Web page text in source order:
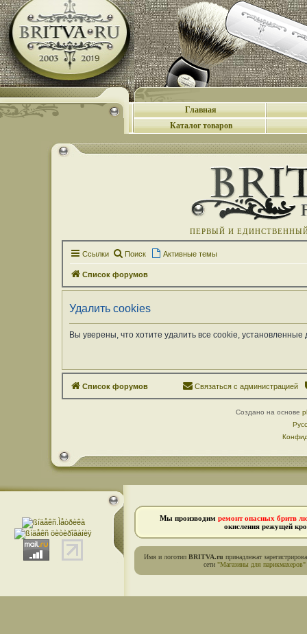
Главная
Каталог товаров
ПЕРВЫЙ И
Ссылки Поиск Активные темы
Список форумов
Удалить cookies
Вы уверены, что хотите удалить все cookie,
Список форумов Связаться с администрацией
Создано на основе
Мы производим ремонт опасных бритв
окисления режущей
Имя и логотип BRITVA.ru принадлежат
сети "Магазины для парикмахеров"